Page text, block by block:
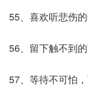
55、喜欢听悲伤
56、留下触不到
57、等待不可怕